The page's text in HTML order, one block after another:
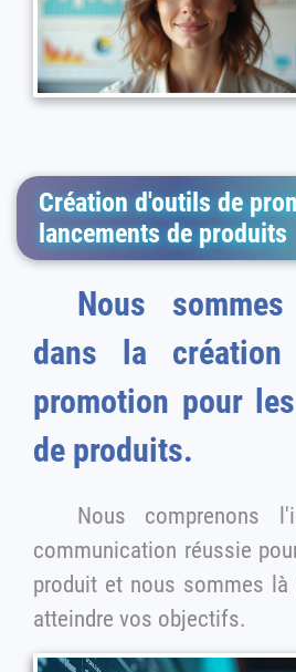
Création d'outils de
lancements de produits
Nous sommes spécialisés
dans la
promotion pour les lancements
de produits.
Nous comprenons
communication réussie
produit et nous sommes là pour vous aider à
atteindre vos objectifs.